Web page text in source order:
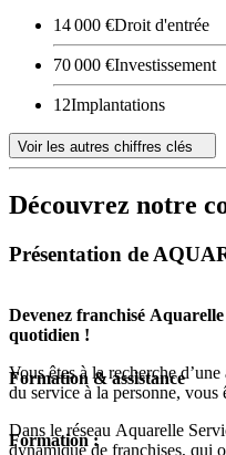
14 000 €Droit d'entrée
70 000 €Investissement
12Implantations
Voir les autres chiffres clés
Découvrez notre
Présentation de
Devenez franchisé
quotidien !
Vous êtes à la recherche
du service à la personne, vous
Dans le réseau Aquarelle
dynamique de franchises, qui
Formation & assistance
Formation :